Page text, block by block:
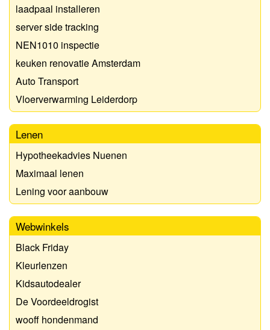
laadpaal installeren
server side tracking
NEN1010 inspectie
keuken renovatie Amsterdam
Auto Transport
Vloerverwarming Leiderdorp
Lenen
Hypotheekadvies Nuenen
Maximaal lenen
Lening voor aanbouw
Webwinkels
Black Friday
Kleurlenzen
Kidsautodealer
De Voordeeldrogist
wooff hondenmand